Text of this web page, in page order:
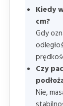
Kiedy
cm?
Gdy
Czy
Nie,